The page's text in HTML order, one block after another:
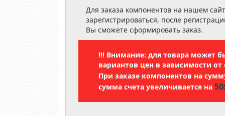
Для заказа компонентов на нашем
зарегистрироваться, после
Вы сможете сформировать заказ.
!!! Внимание: для товара может
вариантов цен в зависимости от
При заказе компонентов на
сумма счета увеличивается на